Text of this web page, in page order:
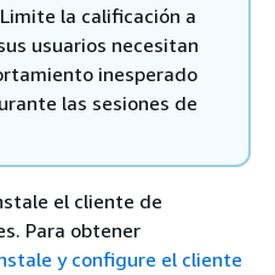
la calificación a
usuarios necesitan
inesperado
las sesiones de
el cliente de
Para obtener
y configure el cliente